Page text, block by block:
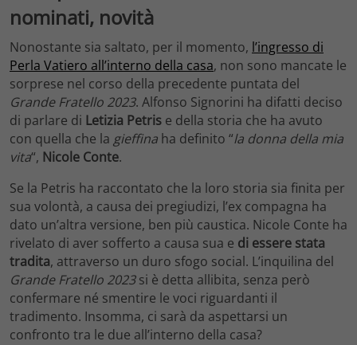
nominati, novità
Nonostante sia saltato, per il momento, l’ingresso di
Perla Vatiero all’interno della casa, non sono mancate le
sorprese nel corso della precedente puntata del
Grande Fratello 2023. Alfonso Signorini ha difatti deciso
di parlare di Letizia Petris e della storia che ha avuto
con quella che la gieffina ha definito “la donna della mia
vita“, Nicole Conte.
Se la Petris ha raccontato che la loro storia sia finita per
sua volontà, a causa dei pregiudizi, l’ex compagna ha
dato un’altra versione, ben più caustica. Nicole Conte ha
rivelato di aver sofferto a causa sua e di essere stata
tradita, attraverso un duro sfogo social. L’inquilina del
Grande Fratello 2023si è detta allibita, senza però
confermare né smentire le voci riguardanti il
tradimento. Insomma, ci sarà da aspettarsi un
confronto tra le due all’interno della casa?